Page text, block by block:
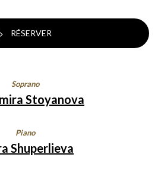
RÉSERVER
Soprano
Stoyanova
Piano
Shuperlieva